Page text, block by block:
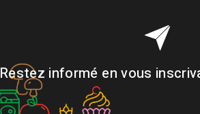
Restez informé en vous